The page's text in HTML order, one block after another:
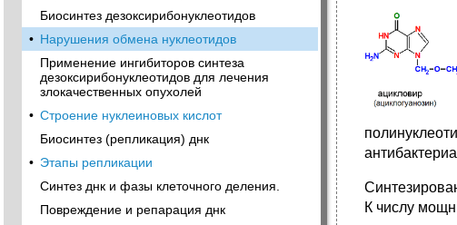
Биосинтез дезоксирибонуклеотидов
• Нарушения обмена нуклеотидов
Применение ингибиторов синтеза
дезоксирибонуклеотидов для лечения
злокачественных опухолей
• Строение нуклеиновых кислот
Биосинтез (репликация) днк
• Этапы репликации
Синтез днк и фазы клеточного деления.
Повреждение и репарация днк
К числу